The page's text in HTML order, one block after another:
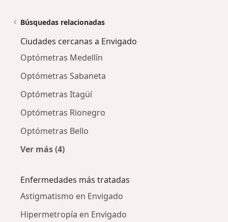
Búsquedas relacionadas
Ciudades cercanas a Envigado
Optómetras Medellín
Optómetras Sabaneta
Optómetras Itagüí
Optómetras Rionegro
Optómetras Bello
Ver más (4)
Enfermedades más tratadas
Astigmatismo en Envigado
Hipermetropía en Envigado